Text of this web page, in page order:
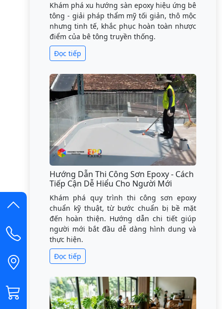
Khám phá xu hướng sàn epoxy hiệu ứng bê
tông - giải pháp thẩm mỹ tối giản, thô mộc
nhưng tinh tế, khắc phục hoàn toàn nhược
điểm của bê tông truyền thống.
Đọc tiếp
Hướng Dẫn Thi Công Sơn Epoxy - Cách
Tiếp Cận Dễ Hiểu Cho Người Mới
Khám phá quy trình thi công sơn epoxy
chuẩn kỹ thuật, từ bước chuẩn bị bề mặt
đến hoàn thiện. Hướng dẫn chi tiết giúp
người mới bắt đầu dễ dàng hình dung và
thực hiện.
Đọc tiếp